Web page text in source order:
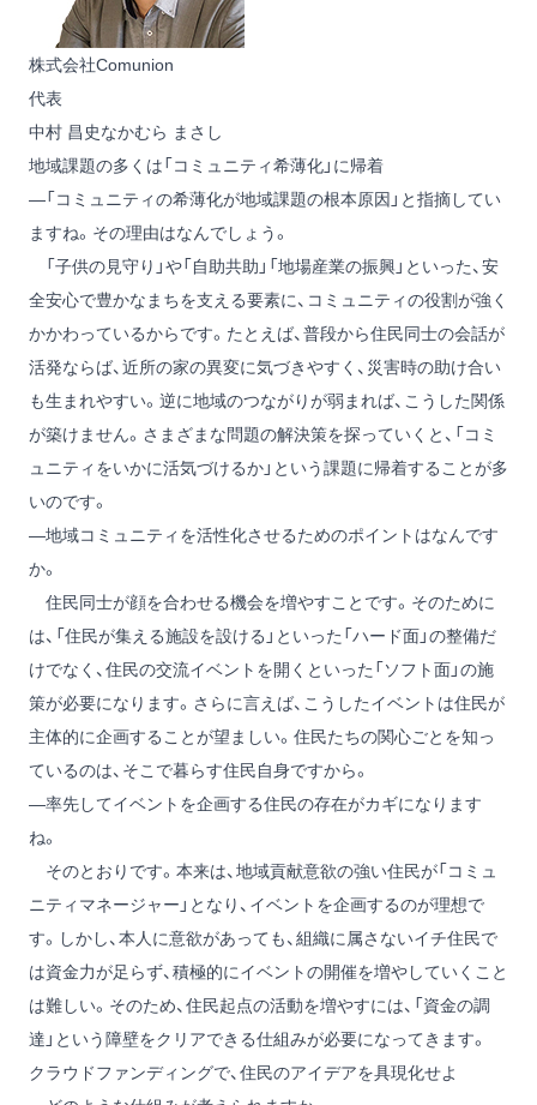
株式会社Comunion
代表
中村 昌史なかむら まさし
地域課題の多くは「コミュニティ希薄化」に帰着
―「コミュニティの希薄化が地域課題の根本原因」と指摘してい
ますね。その理由はなんでしょう。
「子供の見守り」や「自助共助」「地場産業の振興」といった、安
全安心で豊かなまちを支える要素に、コミュニティの役割が強く
かかわっているからです。たとえば、普段から住民同士の会話が
活発ならば、近所の家の異変に気づきやすく、災害時の助け合い
も生まれやすい。逆に地域のつながりが弱まれば、こうした関係
が築けません。さまざまな問題の解決策を探っていくと、「コミ
ュニティをいかに活気づけるか」という課題に帰着することが多
いのです。
―地域コミュニティを活性化させるためのポイントはなんです
か。
住民同士が顔を合わせる機会を増やすことです。そのために
は、「住民が集える施設を設ける」といった「ハード面」の整備だ
けでなく、住民の交流イベントを開くといった「ソフト面」の施
策が必要になります。さらに言えば、こうしたイベントは住民が
主体的に企画することが望ましい。住民たちの関心ごとを知っ
ているのは、そこで暮らす住民自身ですから。
―率先してイベントを企画する住民の存在がカギになります
ね。
そのとおりです。本来は、地域貢献意欲の強い住民が「コミュ
ニティマネージャー」となり、イベントを企画するのが理想で
す。しかし、本人に意欲があっても、組織に属さないイチ住民で
は資金力が足らず、積極的にイベントの開催を増やしていくこと
は難しい。そのため、住民起点の活動を増やすには、「資金の調
達」という障壁をクリアできる仕組みが必要になってきます。
クラウドファンディングで、住民のアイデアを具現化せよ